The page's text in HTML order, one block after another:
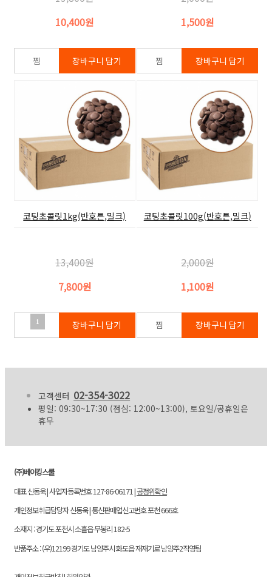
10,400원
1,500원
코팅초콜릿1kg(반호튼,밀크)
13,400원
7,800원
코팅초콜릿100g(반호튼,밀크)
2,000원
1,100원
1
고객센터 02-354-3022
평일: 09:30~17:30 (점심: 12:00~13:00), 토요일/공휴일은
휴무
(주)베이킹스쿨
대표 신동욱 | 사업자등록번호 127-86-06171 |공정위확인
개인정보취급담당자 신동욱 | 통신판매업신고번호 포천 666호
소재지 : 경기도 포천시 소흘읍 무봉리 182-5
반품주소 : (우)12199 경기도 남양주시 화도읍 재재기로 남양주2직영팀